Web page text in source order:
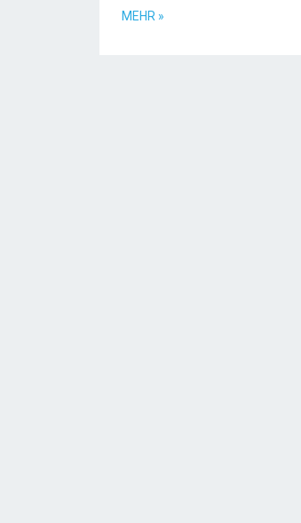
MEHR »